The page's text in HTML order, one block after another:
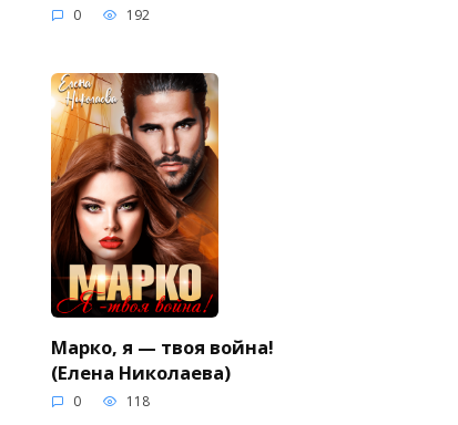
0 192
Марко, я — твоя война!
(Елена Николаева)
0 118